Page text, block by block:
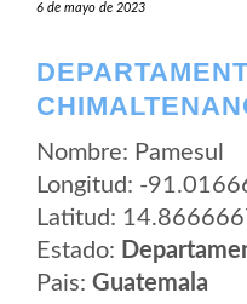
6 de mayo de 2023
Nombre: Pamesul
Longitud: -
Latitud:
Estado:
Pais: Guatemala